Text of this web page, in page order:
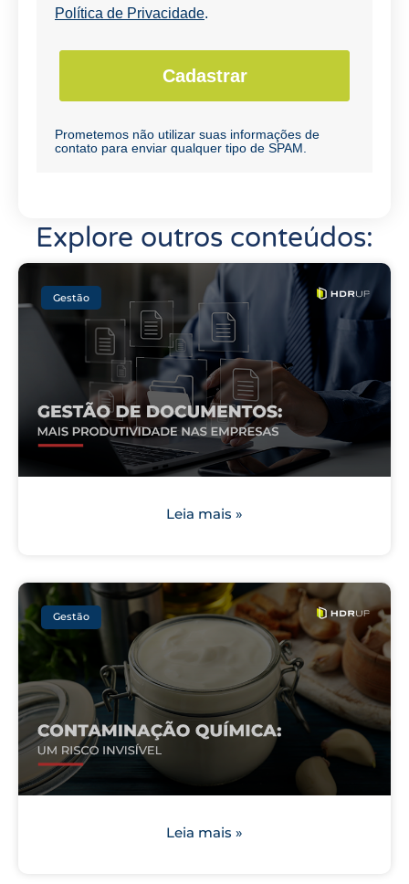
Política de Privacidade.
Cadastrar
Prometemos não utilizar suas informações de
contato para enviar qualquer tipo de SPAM.
Explore outros conteúdos:
Gestão
Leia mais »
Gestão
Leia mais »